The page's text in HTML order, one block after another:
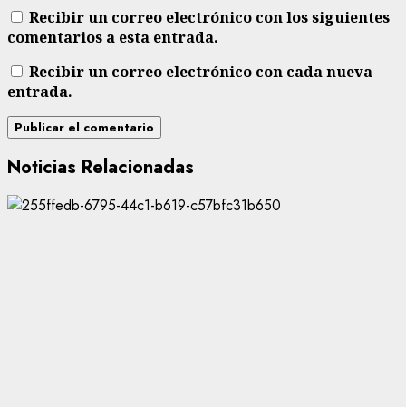
Recibir un correo electrónico con los siguientes
comentarios a esta entrada.
Recibir un correo electrónico con cada nueva
entrada.
Noticias Relacionadas